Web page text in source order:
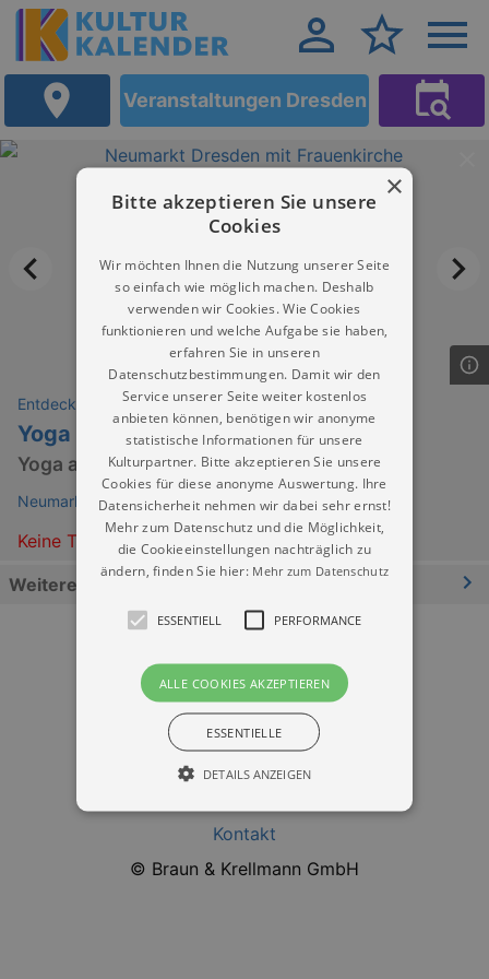
Veranstaltungen Dresden
Entdeckungen
Yoga | Julia Hoffmann
Yoga an der Frauenkirche
Neumarkt Dresden
Keine Termine
Weitere Informationen
Datenschutz
Kontakt
© Braun & Krellmann GmbH
×
Bitte akzeptieren Sie unsere
Cookies
Wir möchten Ihnen die Nutzung unserer Seite
so einfach wie möglich machen. Deshalb
verwenden wir Cookies. Wie Cookies
funktionieren und welche Aufgabe sie haben,
erfahren Sie in unseren
Datenschutzbestimmungen. Damit wir den
Service unserer Seite weiter kostenlos
anbieten können, benötigen wir anonyme
statistische Informationen für unsere
Kulturpartner. Bitte akzeptieren Sie unsere
Cookies für diese anonyme Auswertung. Ihre
Datensicherheit nehmen wir dabei sehr ernst!
Mehr zum Datenschutz und die Möglichkeit,
die Cookieeinstellungen nachträglich zu
ändern, finden Sie hier: Mehr zum Datenschutz
ESSENTIELL PERFORMANCE
ALLE COOKIES AKZEPTIEREN
ESSENTIELLE
DETAILS ANZEIGEN